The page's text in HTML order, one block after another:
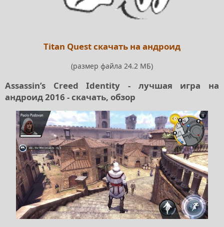
Titan Quest скачать на андроид
(размер файла 24.2 МБ)
Assassin’s Creed Identity - лучшая игра на
андроид 2016 - скачать, обзор